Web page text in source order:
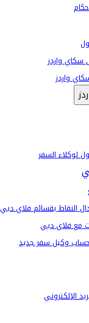
سكاي واردز
واردز
لوكلاء السفر
النقاط بقسائم فلاي دبي
مع فلاي دبي
الإلكتروني